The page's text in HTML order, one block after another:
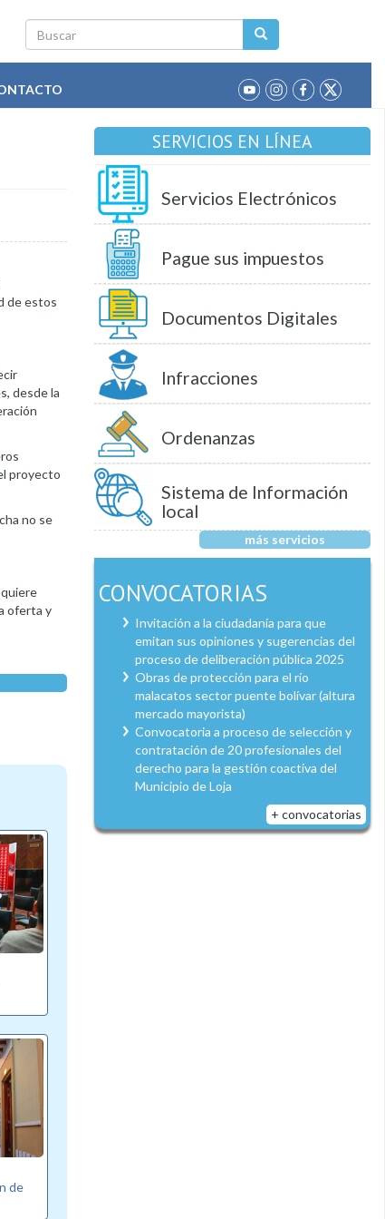
Buscar
de estos
desde la
proyecto
no se
oferta y
de
SERVICIOS EN LÍNEA
Servicios Electrónicos
Pague sus impuestos
Documentos Digitales
Infracciones
Ordenanzas
Sistema de Información
local
más servicios
CONVOCATORIAS
Invitación a la ciudadanía para que
emitan sus opiniones y sugerencias del
proceso de deliberación pública 2025
Obras de protección para el río
malacatos sector puente bolívar (altura
mercado mayorista)
Convocatoria a proceso de selección y
contratación de 20 profesionales del
derecho para la gestión coactiva del
Municipio de Loja
+ convocatorias